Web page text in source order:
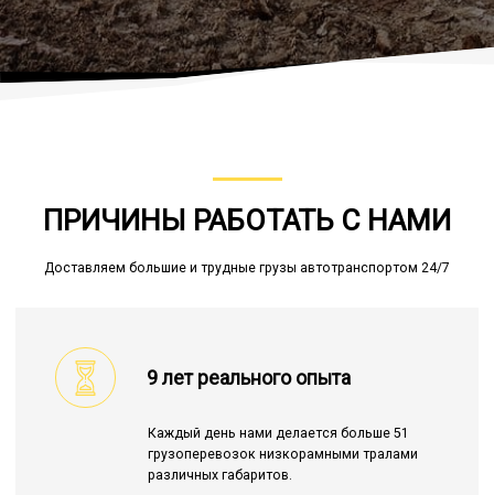
ПРИЧИНЫ РАБОТАТЬ С НАМИ
Доставляем большие и трудные грузы автотранспортом 24/7
9 лет реального опыта
Каждый день нами делается больше 51
грузоперевозок низкорамными тралами
различных габаритов.